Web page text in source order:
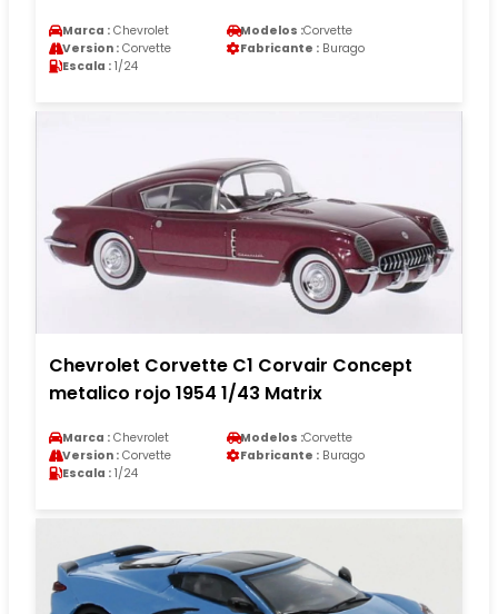
Marca : Chevrolet Modelos :Corvette
Version : Corvette Fabricante : Burago
Escala : 1/24
Chevrolet Corvette C1 Corvair Concept
metalico rojo 1954 1/43 Matrix
Marca : Chevrolet Modelos :Corvette
Version : Corvette Fabricante : Burago
Escala : 1/24